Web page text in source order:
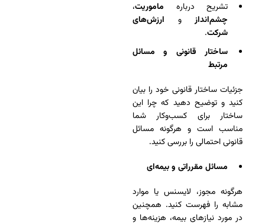
تشریح درباره ماموریت،
چشم‌اندازو ارزش‌های
شرکت.
ساختار قانونی و مسائل
مرتبط
جزئیات ساختار قانونی خود را بیان
کنید و توضیح دهید که چرا این
ساختار برای کسب‌وکار شما
مناسب است و هرگونه مسائل
قانونی احتمالی را بررسی کنید.
مسائل مقرراتی و بیمه‌ای
هر‌گونه مجوز، لایسنس یا موارد
مشابه را فهرست کنید. همچنین
در مورد نیازهای بیمه، هزینه‌ها و